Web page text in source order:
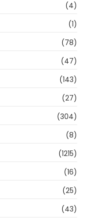
(4)
(1)
(78)
(47)
(143)
(27)
(304)
(8)
(1215)
(16)
(25)
(43)